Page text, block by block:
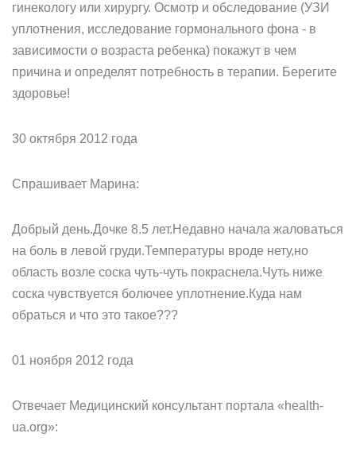
гинекологу или хирургу. Осмотр и обследование (УЗИ
уплотнения, исследование гормонального фона - в
зависимости о возраста ребенка) покажут в чем
причина и определят потребность в терапии. Берегите
здоровье!
30 октября 2012 года
Спрашивает Марина:
Добрый день.Дочке 8.5 лет.Недавно начала жаловаться
на боль в левой груди.Температуры вроде нету,но
область возле соска чуть-чуть покраснела.Чуть ниже
соска чувствуется болючее уплотнение.Куда нам
обраться и что это такое???
01 ноября 2012 года
Отвечает Медицинский консультант портала «health-
ua.org»: